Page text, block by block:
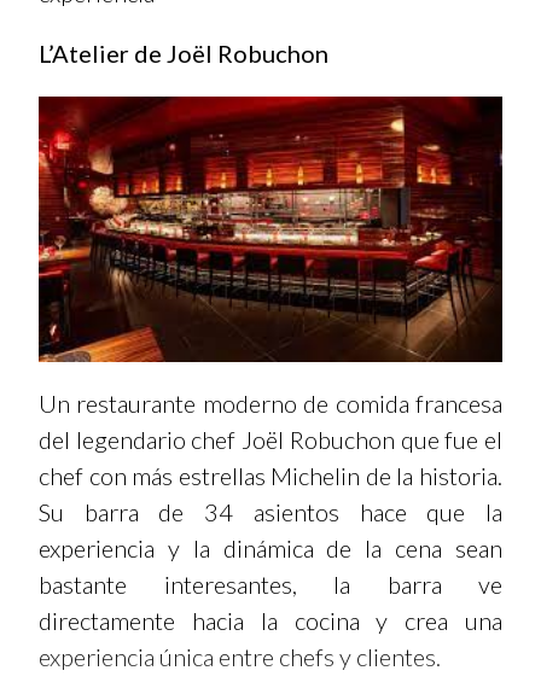
L’Atelier de Joël Robuchon
Un restaurante moderno de comida francesa
del legendario chef Joël Robuchon que fue el
chef con más estrellas Michelin de la historia.
Su barra de 34 asientos hace que la
experiencia y la dinámica de la cena sean
bastante interesantes, la barra ve
directamente hacia la cocina y crea una
experiencia única entre chefs y clientes.